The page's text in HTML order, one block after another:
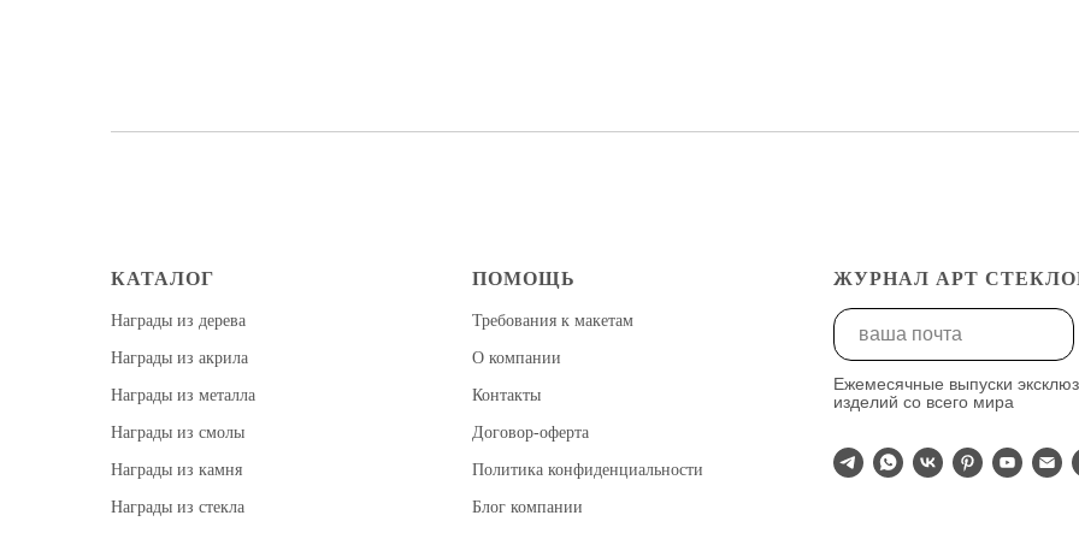
КАТАЛОГ
Награды из дерева
Награды из акрила
Награды из металла
Награды из смолы
Награды из камня
Награды из стекла
ПОМОЩЬ
Требования к макетам
О компании
Контакты
Договор-оферта
Политика конфиденциальности
Блог компании
ЖУРНАЛ АРТ
Ежемесячные выпуски
изделий со всего мира